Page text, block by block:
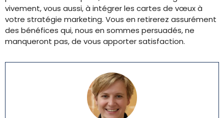
vivement, vous aussi, à intégrer les cartes de vœux à
votre stratégie marketing. Vous en retirerez assurément
des bénéfices qui, nous en sommes persuadés, ne
manqueront pas, de vous apporter satisfaction.